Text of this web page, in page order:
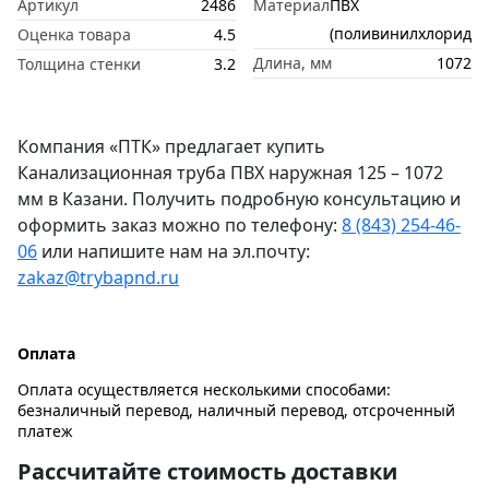
Артикул
2486
Оценка товара
4.5
Толщина стенки
3.2
МатериалПВХ
(поливинилхлорид)
Длина, мм
1072
Компания «ПТК» предлагает купить
Канализационная труба ПВХ наружная 125 – 1072
мм в Казани. Получить подробную консультацию и
оформить заказ можно по телефону: 8 (843) 254-46-
06 или напишите нам на эл.почту:
zakaz@trybapnd.ru
Оплата
Оплата осуществляется несколькими способами:
безналичный перевод, наличный перевод, отсроченный
платеж
Рассчитайте стоимость доставки